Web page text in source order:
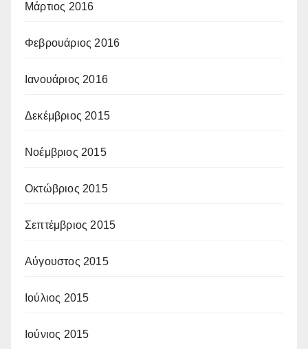
Μάρτιος 2016
Φεβρουάριος 2016
Ιανουάριος 2016
Δεκέμβριος 2015
Νοέμβριος 2015
Οκτώβριος 2015
Σεπτέμβριος 2015
Αύγουστος 2015
Ιούλιος 2015
Ιούνιος 2015